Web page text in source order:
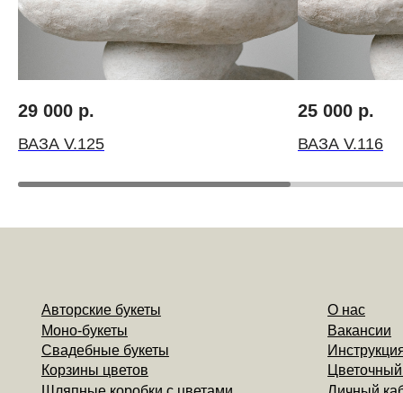
29 000 р.
ВАЗА V.125
25 000 р.
ВАЗА V.116
О нас
Авторские букеты
Вакансии
Моно-букеты
Корзины цветов
Цветочный
Контакты
Доставка
Компаниям
Свадебные букеты Инструкция по